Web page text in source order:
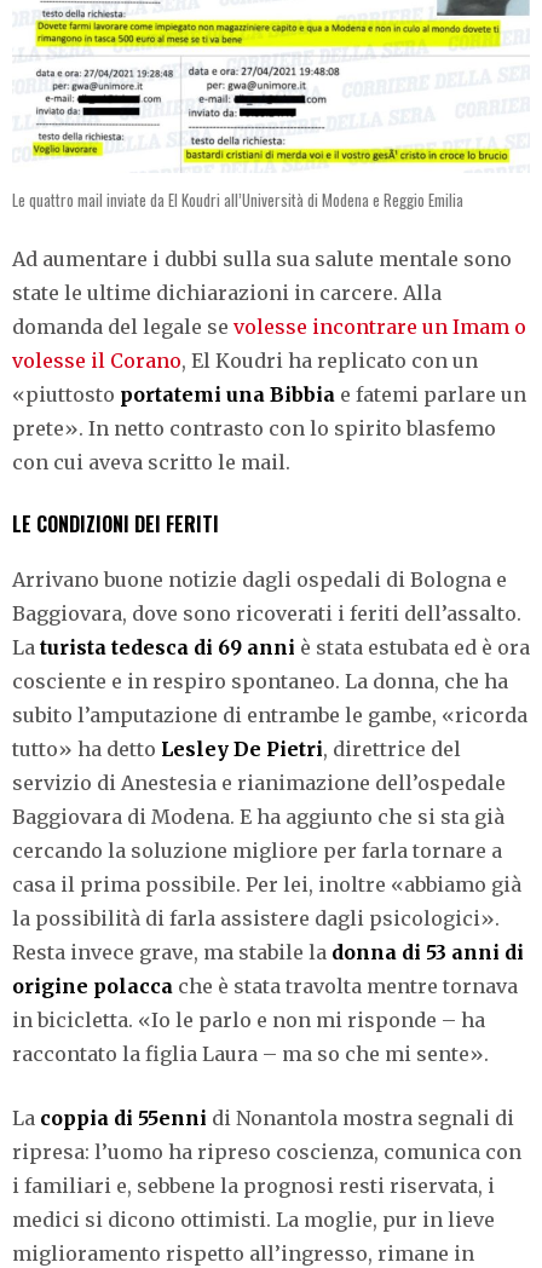
Le quattro mail inviate da El Koudri all’Università di Modena e Reggio Emilia
Ad aumentare i dubbi sulla sua salute mentale sono
state le ultime dichiarazioni in carcere. Alla
domanda del legale se volesse incontrare un Imam o
volesse il Corano, El Koudri ha replicato con un
«piuttosto portatemi una Bibbia e fatemi parlare un
prete». In netto contrasto con lo spirito blasfemo
con cui aveva scritto le mail.
LE CONDIZIONI DEI FERITI
Arrivano buone notizie dagli ospedali di Bologna e
Baggiovara, dove sono ricoverati i feriti dell’assalto.
La turista tedesca di 69 anni è stata estubata ed è ora
cosciente e in respiro spontaneo. La donna, che ha
subito l’amputazione di entrambe le gambe, «ricorda
tutto» ha detto Lesley De Pietri, direttrice del
servizio di Anestesia e rianimazione dell’ospedale
Baggiovara di Modena. E ha aggiunto che si sta già
cercando la soluzione migliore per farla tornare a
casa il prima possibile. Per lei, inoltre «abbiamo già
la possibilità di farla assistere dagli psicologici».
Resta invece grave, ma stabile la donna di 53 anni di
origine polacca che è stata travolta mentre tornava
in bicicletta. «Io le parlo e non mi risponde – ha
raccontato la figlia Laura – ma so che mi sente».
La coppia di 55enni di Nonantola mostra segnali di
ripresa: l’uomo ha ripreso coscienza, comunica con
i familiari e, sebbene la prognosi resti riservata, i
medici si dicono ottimisti. La moglie, pur in lieve
miglioramento rispetto all’ingresso, rimane in